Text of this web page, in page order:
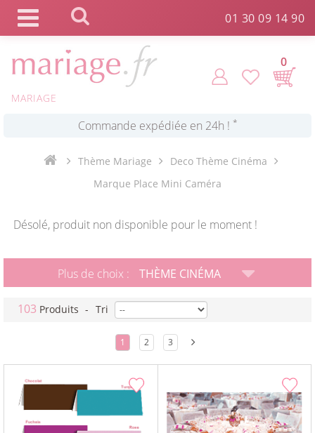
01 30 09 14 90
MARIAGE
0
Click and Collect en 2 H gratuit !
Livraison point relais gratuit dès 89 € !
Thème Mariage
Deco Thème Cinéma
Marque Place Mini Caméra
Désolé, produit non disponible pour le moment !
Plus de choix : THÈME CINÉMA
103 Produits - Tri
1 2 3
Panneau de gestion des cookies